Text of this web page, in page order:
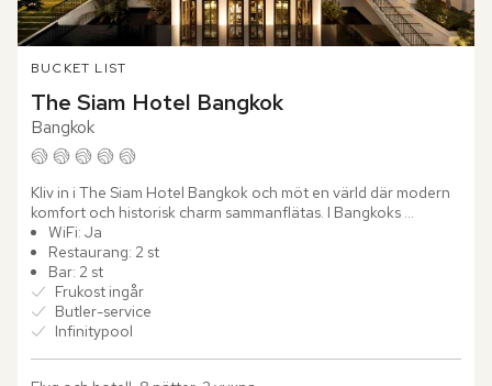
BUCKET LIST
The Siam Hotel Bangkok
Bangkok
Kliv in i The Siam Hotel Bangkok och möt en värld där modern
komfort och historisk charm sammanflätas. I Bangkoks
kungliga distrikt, intill floden Chao Phraya, väntar denna
urbana...
WiFi: Ja
Restaurang: 2 st
Bar: 2 st
Frukost ingår
Butler-service
Infinitypool